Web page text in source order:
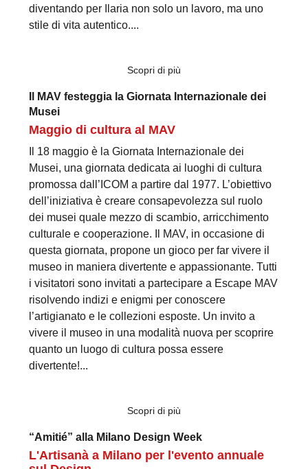
diventando per Ilaria non solo un lavoro, ma uno
stile di vita autentico....
Scopri di più
Il MAV festeggia la Giornata Internazionale dei
Musei
Maggio di cultura al MAV
Il 18 maggio è la Giornata Internazionale dei
Musei, una giornata dedicata ai luoghi di cultura
promossa dall’ICOM a partire dal 1977. L’obiettivo
dell’iniziativa è creare consapevolezza sul ruolo
dei musei quale mezzo di scambio, arricchimento
culturale e cooperazione. Il MAV, in occasione di
questa giornata, propone un gioco per far vivere il
museo in maniera divertente e appassionante. Tutti
i visitatori sono invitati a partecipare a Escape MAV
risolvendo indizi e enigmi per conoscere
l’artigianato e le collezioni esposte. Un invito a
vivere il museo in una modalità nuova per scoprire
quanto un luogo di cultura possa essere
divertente!...
Scopri di più
“Amitié” alla Milano Design Week
L'Artisanà a Milano per l'evento annuale